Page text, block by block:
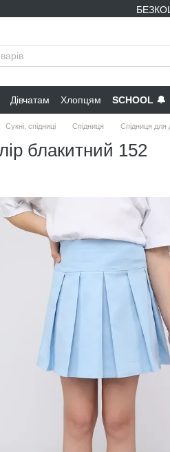
Дівчатам Хлопцям SCHOOL 🔔
Сукні, спідниці Спідниця Спідниця для
блакитний 152